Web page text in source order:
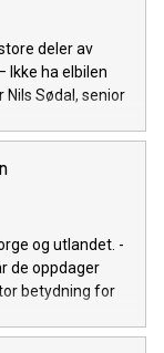
deler av
Ikke ha elbilen
Sødal, senior
og utlandet. -
de oppdager
betydning for